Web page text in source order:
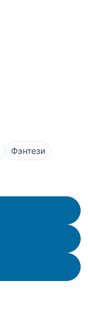
Фэнтези